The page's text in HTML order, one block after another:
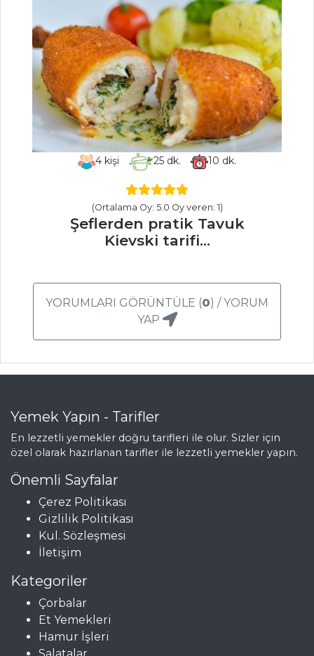
Şefler'den tam
ölçüsünde Dulce
De Leche Donut
tarifi
Şeflerden tavuk
dolması tarifi ve
püf noktaları...
Masterchef Tüm
Tarifleri
İÇECEKLER
Elma Şerbeti
Tarifleri
ET YEMEKLERI
BİBERLİ VE
DOMATESLİ
ÇİNEKOP
SEBZELİ KUZU
GÜVEÇ
Patlıcanlı Sarma
Et Yemekleri Tüm
Tarifleri
4 kişi 25dk. 10 dk.
(Ortalama Oy: 5.0 Oy veren: 1)
Şeflerden pratik Tavuk
Kievski tarifi...
YORUMLARI GÖRÜNTÜLE (0) / YORUM
YAP
Yemek Yapın - Tarifler
En lezzetli yemekler doğru tarifleri ile olur. Sizler için
özel olarak hazırlanan tarifler ile lezzetli yemekler yapın.
Önemli Sayfalar
Çerez Politikası
Gizlilik Politikası
Kul. Sözleşmesi
İletişim
Kategoriler
Çorbalar
Et Yemekleri
Hamur İşleri